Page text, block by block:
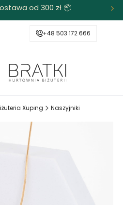
od 300 zł 📦
+48 503 172 666
Xuping Naszyjniki